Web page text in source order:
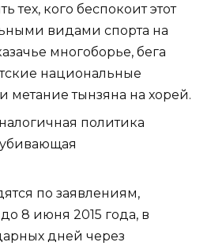
тех, кого беспокоит этот
видами спорта на
многоборье, бега
национальные
метание тынзяна на хорей.
политика
по заявлениям,
8 июня 2015 года, в
дней через